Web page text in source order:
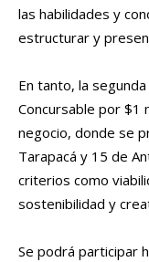
las habilidades y
estructurar y
En tanto, la
Concursable por $1
negocio, donde se
Tarapacá y 15 de
criterios como
sostenibilidad y
Se podrá participar